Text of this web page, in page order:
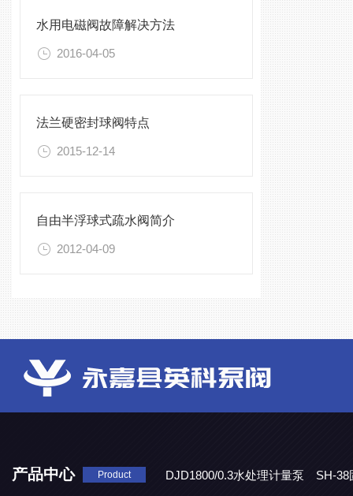
水用电磁阀故障解决方法
2016-04-05
法兰硬密封球阀特点
2015-12-14
自由半浮球式疏水阀简介
2012-04-09
产品中心 Product DJD1800/0.3水处理计量泵
SH-38